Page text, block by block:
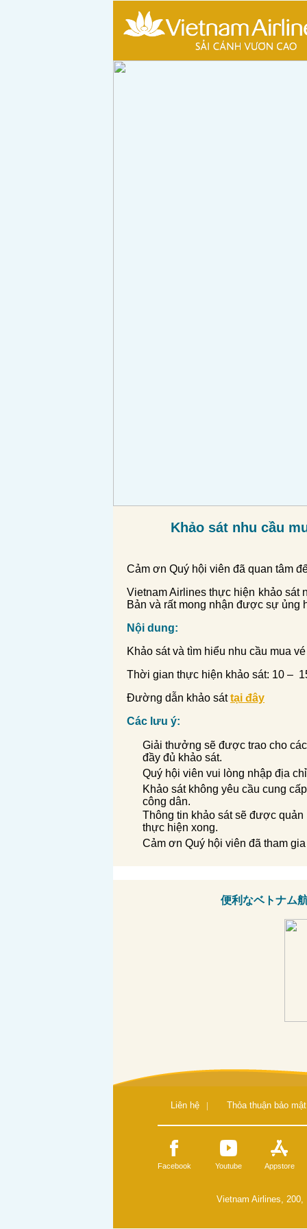
Khảo sát nhu cầu
Cảm ơn Quý hội viên đã quan tâm
Vietnam Airlines thực hiện khảo sát
Bản và rất mong nhận được sự ủng
Nội dung:
Khảo sát và tìm hiểu nhu cầu mua
Thời gian thực hiện khảo sát: 10 –
Đường dẫn khảo sáttại đây
Các l ưu ý:
Giải thưởng sẽ được trao cho
đầy đủ khảo sát.
Quý hội viên vui lòng nhập địa
Khảo sát không yêu cầu cung
công dân.
Thông tin khảo sát sẽ được
thực hiện xong.
Cảm ơn Quý hội viên đã tham
便利なベトナム
Liên hệ | Thỏa thuận bảo mật
Facebook Youtube Appstore
Vietnam Airlines,